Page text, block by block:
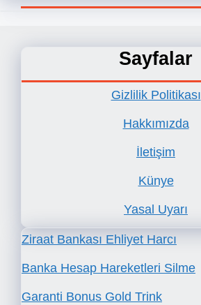
Sayfalar
Gizlilik Politikası
Hakkımızda
İletişim
Künye
Yasal Uyarı
Ziraat Bankası Ehliyet Harcı
Banka Hesap Hareketleri Silme
Garanti Bonus Gold Trink